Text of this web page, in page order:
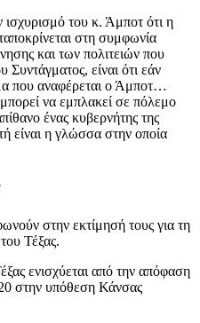
ισχυρισμό του κ. Άμποτ ότι η
στη συμφωνία
και των πολιτειών που
είναι ότι εάν
που αναφέρεται ο Άμποτ…
να εμπλακεί σε πόλεμο
ένας κυβερνήτης της
είναι η γλώσσα στην οποία
στην εκτίμησή τους για τη
Τέξας.
ενισχύεται από την απόφαση
στην υπόθεση Κάνσας